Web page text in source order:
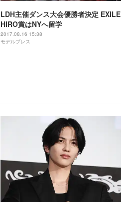
LDH主催ダンス大会優勝者決定 EXILE
HIRO賞はNYへ留学
2017.08.16 15:38
モデルプレス